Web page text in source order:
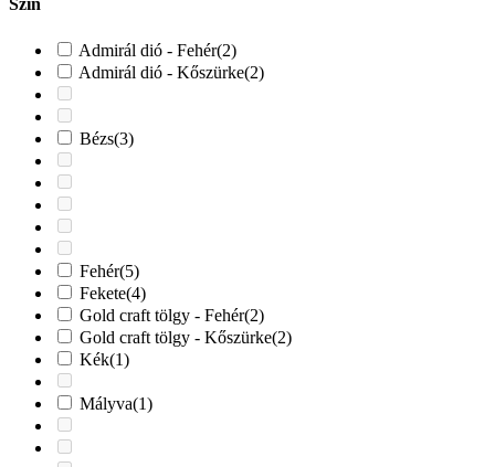
Szín
Admirál dió - Fehér(2)
Admirál dió - Kőszürke(2)
Bézs(3)
Fehér(5)
Fekete(4)
Gold craft tölgy - Fehér(2)
Gold craft tölgy - Kőszürke(2)
Kék(1)
Mályva(1)